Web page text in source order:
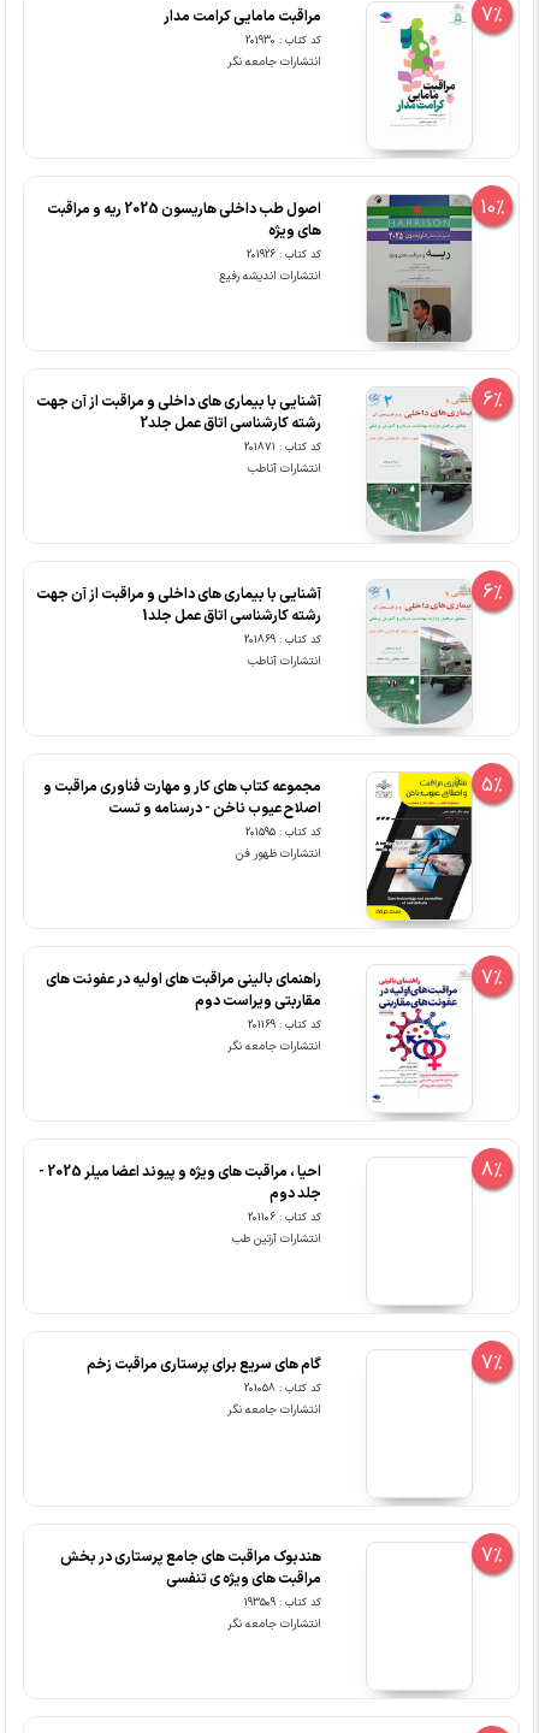
7% مراقبت مامایی کرامت مدار
کد کتاب : 201930
انتشارات جامعه نگر
10%
اصول طب داخلی هاریسون 2025 ریه و مراقبت
های ویژه
کد کتاب : 201926
انتشارات اندیشه رفیع
6%
آشنایی با بیماری های داخلی و مراقبت از آن جهت
رشته کارشناسی اتاق عمل جلد2
کد کتاب : 201871
انتشارات آناطب
6%
آشنایی با بیماری های داخلی و مراقبت از آن جهت
رشته کارشناسی اتاق عمل جلد1
کد کتاب : 201869
انتشارات آناطب
5%
مجموعه کتاب های کار و مهارت فناوری مراقبت و
اصلاح عیوب ناخن - درسنامه و تست
کد کتاب : 201595
انتشارات ظهور فن
7%
راهنمای بالینی مراقبت های اولیه در عفونت های
مقاربتی ویراست دوم
کد کتاب : 201169
انتشارات جامعه نگر
8%
احیا ، مراقبت های ویژه و پیوند اعضا میلر 2025 -
جلد دوم
کد کتاب : 201106
انتشارات آرتین طب
7% گام های سریع برای پرستاری مراقبت زخم
کد کتاب : 201058
انتشارات جامعه نگر
7%
هندبوک مراقبت های جامع پرستاری در بخش
مراقبت های ویژه ی تنفسی
کد کتاب : 193509
انتشارات جامعه نگر